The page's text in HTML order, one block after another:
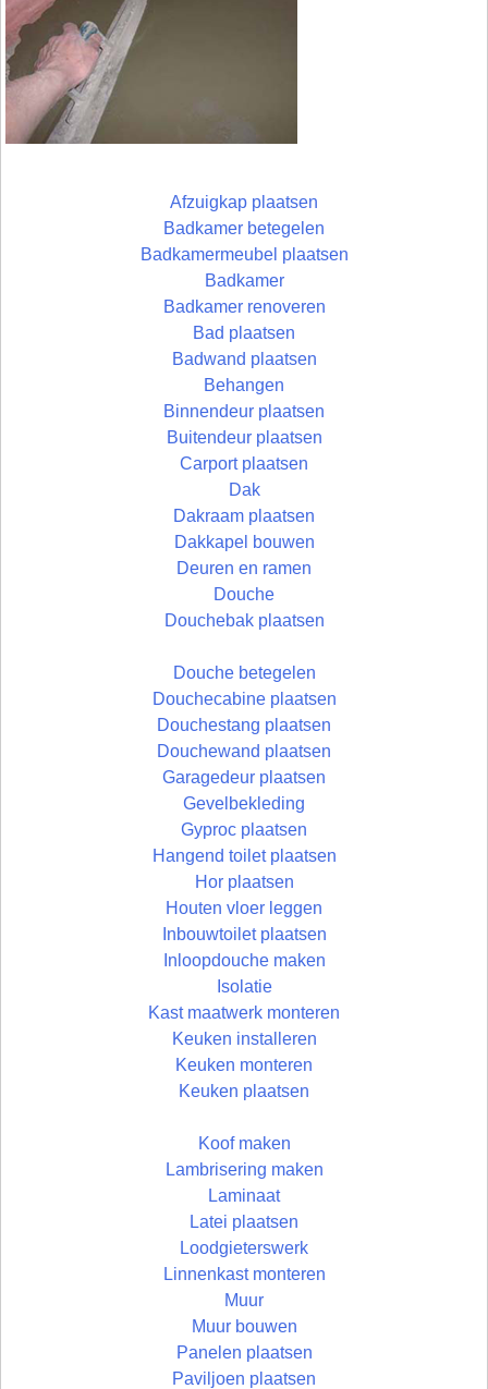
Afzuigkap plaatsen
Badkamer betegelen
Badkamermeubel plaatsen
Badkamer
Badkamer renoveren
Bad plaatsen
Badwand plaatsen
Behangen
Binnendeur plaatsen
Buitendeur plaatsen
Carport plaatsen
Dak
Dakraam plaatsen
Dakkapel bouwen
Deuren en ramen
Douche
Douchebak plaatsen
Douche betegelen
Douchecabine plaatsen
Douchestang plaatsen
Douchewand plaatsen
Garagedeur plaatsen
Gevelbekleding
Gyproc plaatsen
Hangend toilet plaatsen
Hor plaatsen
Houten vloer leggen
Inbouwtoilet plaatsen
Inloopdouche maken
Isolatie
Kast maatwerk monteren
Keuken installeren
Keuken monteren
Keuken plaatsen
Koof maken
Lambrisering maken
Laminaat
Latei plaatsen
Loodgieterswerk
Linnenkast monteren
Muur
Muur bouwen
Panelen plaatsen
Paviljoen plaatsen